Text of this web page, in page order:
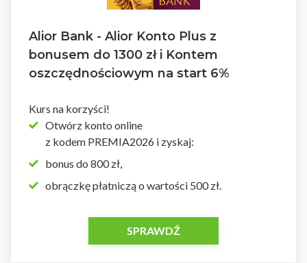
Alior Bank - Alior Konto Plus z
bonusem do 1300 zł i Kontem
oszczędnościowym na start 6%
Kurs na korzyści!
Otwórz konto online
z kodem PREMIA2026 i zyskaj:
bonus do 800 zł,
obrączkę płatniczą o wartości 500 zł.
SPRAWDŹ